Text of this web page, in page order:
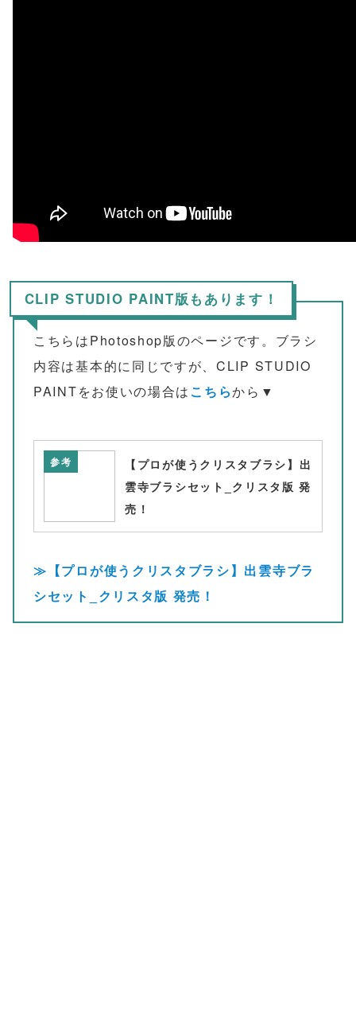
CLIP STUDIO PAINT版もあります！
こちらはPhotoshop版のページです。ブラシ
内容は基本的に同じですが、CLIP STUDIO
PAINTをお使いの場合は こちらから▼
参考
【プロが使うクリスタブラシ】出
雲寺ブラシセット_クリスタ版 発
売！
≫【プロが使うクリスタブラシ】出雲寺ブラ
シセット_クリスタ版 発売！